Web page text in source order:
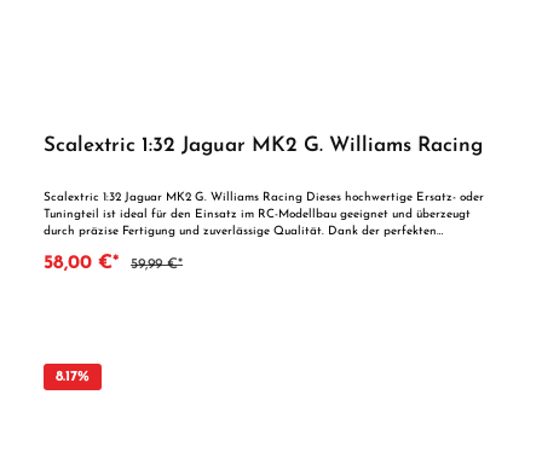
Scalextric 1:32 Jaguar MK2 G. Williams Racing
Scalextric 1:32 Jaguar MK2 G. Williams Racing Dieses hochwertige Ersatz- oder
Tuningteil ist ideal für den Einsatz im RC-Modellbau geeignet und überzeugt
durch präzise Fertigung und zuverlässige Qualität. Dank der perfekten
geeignet. Vorteile auf einen Blick: Passgenaue Verarbeitung Geeignet für
58,00 €* 59,99 €*
8.17%